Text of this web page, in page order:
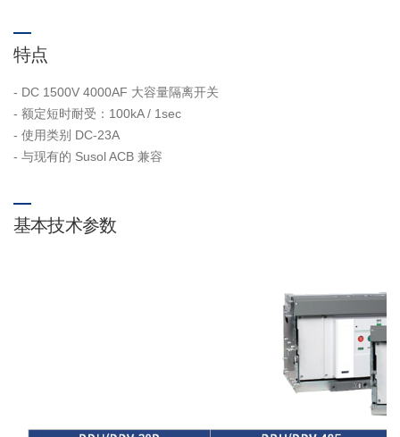
特点
- DC 1500V 4000AF 大容量隔离开关
- 额定短时耐受：100kA / 1sec
- 使用类别 DC-23A
- 与现有的 Susol ACB 兼容
基本技术参数